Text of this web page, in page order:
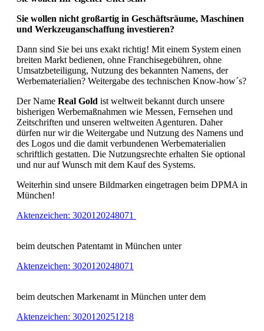
Sie wollen nicht großartig in Geschäftsräume, Maschinen
und Werkzeuganschaffung investieren?
Dann sind Sie bei uns exakt richtig! Mit einem System einen
breiten Markt bedienen, ohne Franchisegebühren, ohne
Umsatzbeteiligung, Nutzung des bekannten Namens, der
Werbematerialien? Weitergabe des technischen Know-how´s?
Der Name Real Gold ist weltweit bekannt durch unsere
bisherigen Werbemaßnahmen wie Messen, Fernsehen und
Zeitschriften und unseren weltweiten Agenturen. Daher
dürfen nur wir die Weitergabe und Nutzung des Namens und
des Logos und die damit verbundenen Werbematerialien
schriftlich gestatten. Die Nutzungsrechte erhalten Sie optional
und nur auf Wunsch mit dem Kauf des Systems.
Weiterhin sind unsere Bildmarken eingetragen beim DPMA in
München!
Aktenzeichen: 3020120248071
beim deutschen Patentamt in München unter
Aktenzeichen: 3020120248071
beim deutschen Markenamt in München unter dem
Aktenzeichen: 3020120251218